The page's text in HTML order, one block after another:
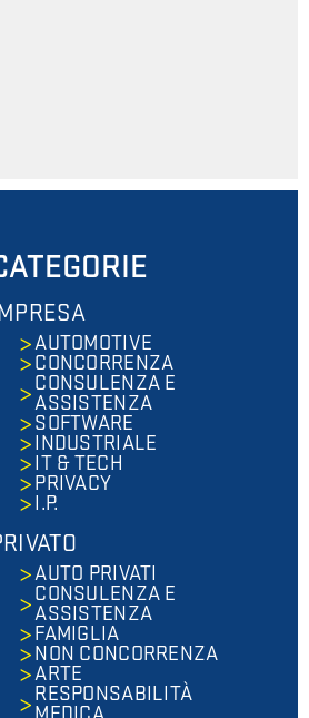
AUTOMOTIVE
CONCORRENZA
CONSULENZA E
ASSISTENZA
SOFTWARE
INDUSTRIALE
IT & TECH
PRIVACY
I.P.
AUTO PRIVATI
CONSULENZA E
ASSISTENZA
FAMIGLIA
NON CONCORRENZA
ARTE
RESPONSABILITÀ